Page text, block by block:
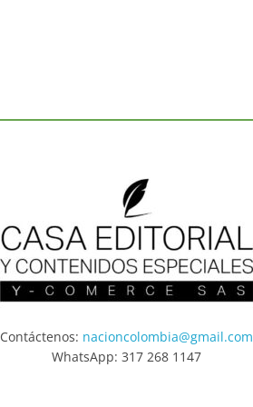
Contáctenos: nacioncolombia@gmail.com
WhatsApp: 317 268 1147